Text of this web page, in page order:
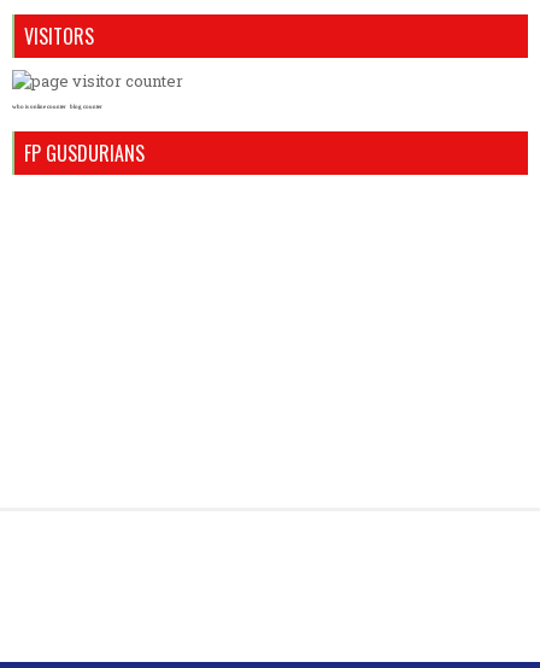
VISITORS
who is online counter blog counter
FP GUSDURIANS